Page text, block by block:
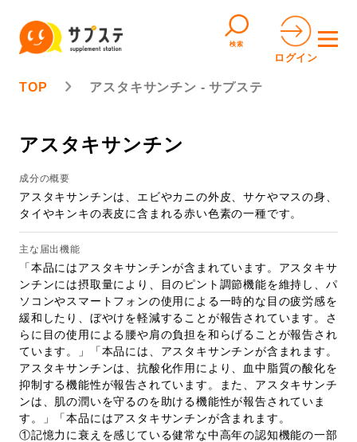
検索
ログイン
TOP アスタキサンチン - サプステ
アスタキサンチン
成分の概要
アスタキサンチンは、エビやカニの外皮、サケやマスの身、
タイやキンキの表皮に含まれる赤い色素の一種です。
主な届出機能
「本品にはアスタキサンチンが含まれています。アスタキサ
ンチンには摂取量により、目のピント調節機能を維持し、パ
ソコンやスマートフォンの使用による一時的な目の疲労感を
緩和したり、ぼやけを軽減することが報告されています。さ
らに目の使用による腰や肩の負担を和らげることが報告され
ています。」「本品には、アスタキサンチンが含まれます。
アスタキサンチンは、抗酸化作用により、血中脂質の酸化を
抑制する機能性が報告されています。また、アスタキサンチ
ンは、肌の潤いを守るのを助ける機能性が報告されていま
す。」「本品にはアスタキサンチンが含まれます。
①記憶力に衰えを感じている健常な中高年の認知機能の一部